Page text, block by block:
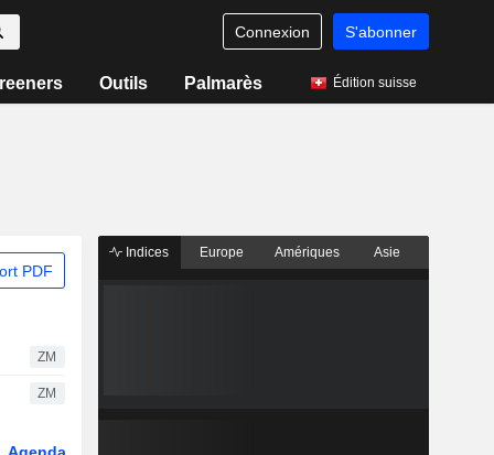
Connexion S'abonner
Outils Palmarès Édition suisse
PDF
ZM
ZM
Indices Europe Amériques Asie